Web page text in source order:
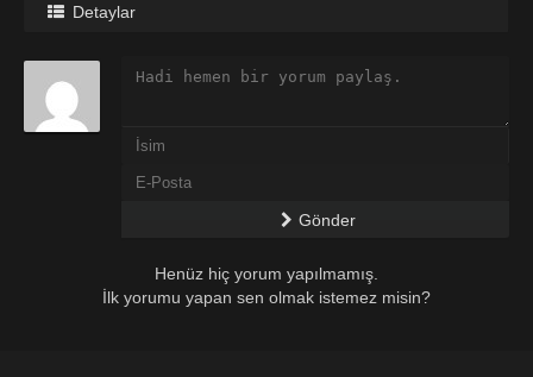
Detaylar
Gönder
Henüz hiç yorum yapılmamış.
İlk yorumu yapan sen olmak istemez misin?